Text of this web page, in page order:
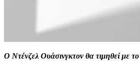
Ο Ντένζελ Ουάσινγκτον θα τιμηθεί με